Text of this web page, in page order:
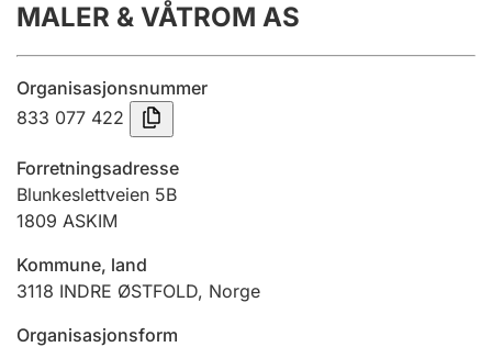
Årsregnskap
Innsending og forsinkelsesgebyr
Jeger
Ektepaktveileder
MALER & VÅTROM AS
Organisasjonsnummer
833 077 422
Forretningsadresse
Blunkeslettveien 5B
1809 ASKIM
Kommune, land
3118 INDRE ØSTFOLD, Norge
Organisasjonsform